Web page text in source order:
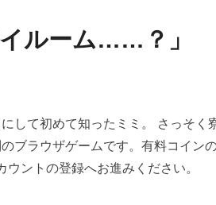
ルーム……？」
して初めて知ったミミ。 さっそ
ブラウザゲームです。有料コイン
ントの登録へお進みください。